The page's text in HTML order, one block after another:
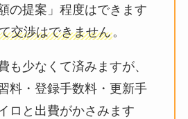
の提案」程度はできます
交渉はできません。
も少なくて済みますが、
料・登録手数料・更新手
ロと出費がかさみます